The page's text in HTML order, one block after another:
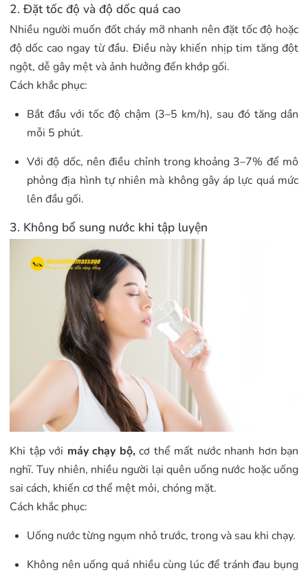
2. Đặt tốc độ và độ dốc quá cao
Nhiều người muốn đốt cháy mỡ nhanh nên đặt tốc độ hoặc
độ dốc cao ngay từ đầu. Điều này khiến nhịp tim tăng đột
ngột, dễ gây mệt và ảnh hưởng đến khớp gối.
Cách khắc phục:
Bắt đầu với tốc độ chậm (3–5 km/h), sau đó tăng dần
mỗi 5 phút.
Với độ dốc, nên điều chỉnh trong khoảng 3–7% để mô
phỏng địa hình tự nhiên mà không gây áp lực quá mức
lên đầu gối.
3. Không bổ sung nước khi tập luyện
Khi tập với máy chạy bộ,cơ thể mất nước nhanh hơn bạn
nghĩ. Tuy nhiên, nhiều người lại quên uống nước hoặc uống
sai cách, khiến cơ thể mệt mỏi, chóng mặt.
Cách khắc phục:
Uống nước từng ngụm nhỏ trước, trong và sau khi chạy.
Không nên uống quá nhiều cùng lúc để tránh đau bụng